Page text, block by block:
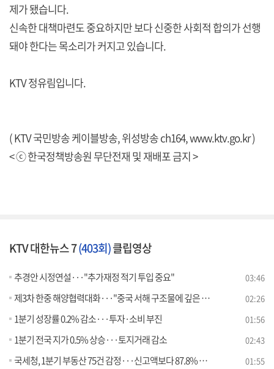
제가 됐습니다.
신속한 대책마련도 중요하지만 보다 신중한 사회적 합의가 선행
돼야 한다는 목소리가 커지고 있습니다.
KTV 정유림입니다.
( KTV 국민방송 케이블방송, 위성방송 ch164,www.ktv.go.kr)
< ⓒ 한국정책방송원 무단전재 및 재배포 금지 >
KTV 대한뉴스 7(403회)클립영상
추경안 시정연설···"추가재정 적기 투입 중요" 03:46
제3차 한중 해양협력대화···"중국 서해 구조물에 깊은 우려" 02:26
1분기 성장률 0.2% 감소···투자·소비 부진 01:56
1분기 전국 지가 0.5% 상승···토지거래 감소 02:43
국세청, 1분기 부동산 75건 감정···신고액보다 87.8% 높게 평가 01:55